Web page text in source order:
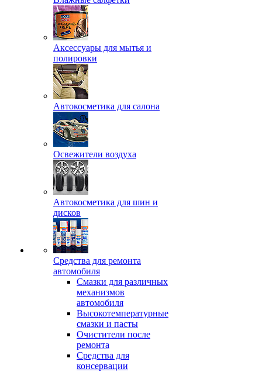
Аксессуары для мытья и
полировки
Автокосметика для салона
Освежители воздуха
Автокосметика для шин и
дисков
Средства для ремонта
автомобиля
Смазки для различных
механизмов
автомобиля
Высокотемпературные
смазки и пасты
Очистители после
ремонта
Средства для
консервации